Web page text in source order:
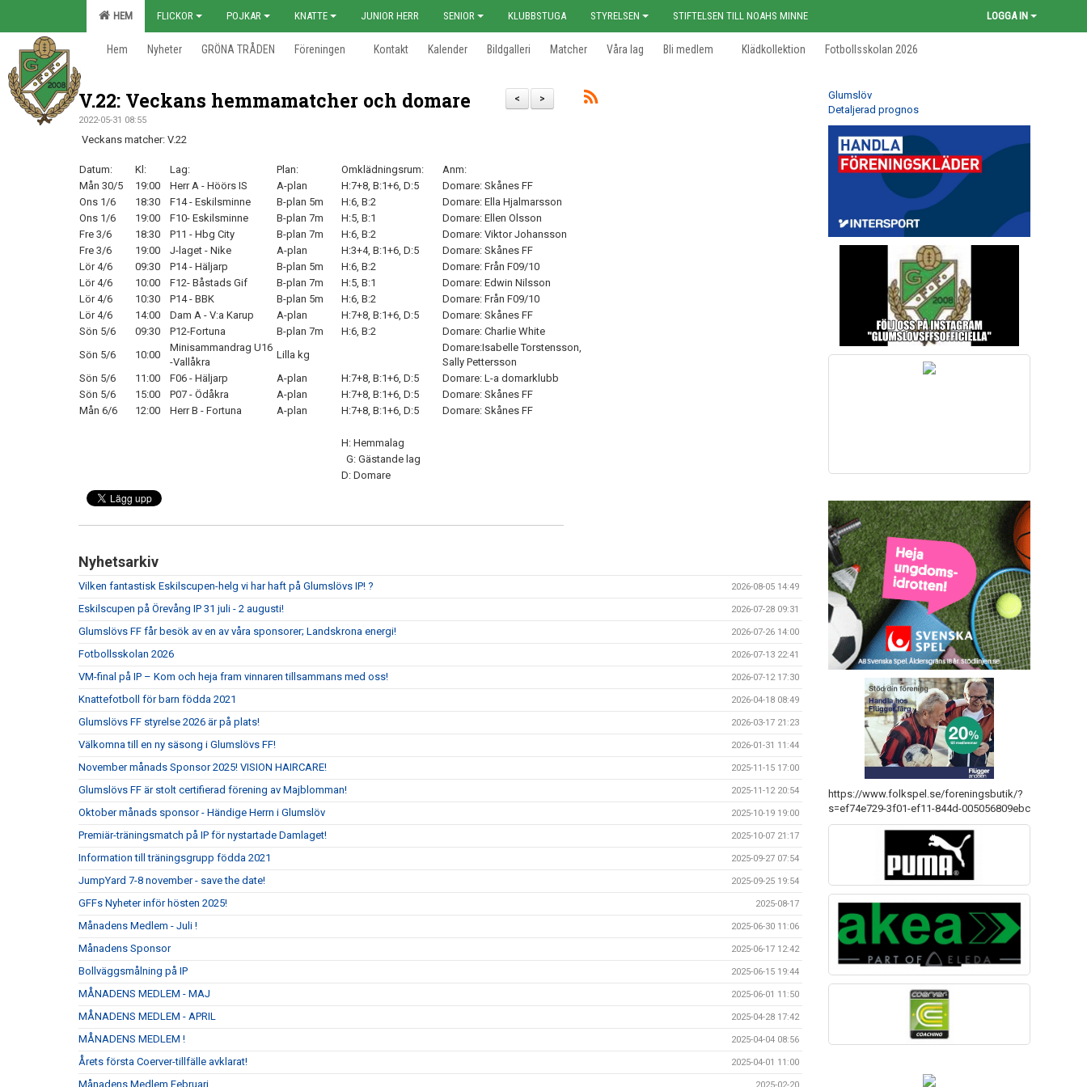
HEM FLICKOR POJKAR KNATTE JUNIOR HERR SENIOR KLUBBSTUGA STYRELSEN STIFTELSEN TILL NOAHS MINNE LOGGA IN
Hem Nyheter GRÖNA TRÅDEN Föreningen Kontakt Kalender Bildgalleri Matcher Våra lag Bli medlem Klädkollektion Fotbollsskolan 2026
>
<
V.22: Veckans hemmamatcher och domare
2022-05-31 08:55
Veckans matcher: V.22
Datum: Kl: Lag: Plan: Omklädningsrum:
Anm:
Mån 30/5
19:00 Herr A - Höörs IS A-plan H:7+8, B:1+6, D:5
Domare: Skånes FF
Ons 1/6
18:30 F14 - Eskilsminne B-plan 5m H:6, B:2
Domare: Ella Hjalmarsson
Ons 1/6
19:00 F10- Eskilsminne B-plan 7m H:5, B:1
Domare: Ellen Olsson
Fre 3/6
18:30 P11 - Hbg City B-plan 7m H:6, B:2
Domare: Viktor Johansson
Fre 3/6
19:00 J-laget - Nike A-plan H:3+4, B:1+6, D:5
Domare: Skånes FF
Lör 4/6
09:30 P14 - Häljarp B-plan 5m H:6, B:2
Domare: Från F09/10
Lör 4/6
10:00 F12- Båstads Gif B-plan 7m H:5, B:1
Domare: Edwin Nilsson
Lör 4/6
10:30 P14 - BBK B-plan 5m H:6, B:2
Domare: Från F09/10
Lör 4/6
14:00 Dam A - V:a Karup A-plan H:7+8, B:1+6, D:5
Domare: Skånes FF
Sön 5/6
09:30 P12-Fortuna B-plan 7m H:6, B:2
Domare: Charlie White
Sön 5/6
10:00
Minisammandrag U16
-Vallåkra
Lilla kg
Domare:Isabelle Torstensson,
Sally Pettersson
Sön 5/6
11:00 F06 - Häljarp A-plan H:7+8, B:1+6, D:5
Domare: L-a domarklubb
Sön 5/6
15:00 P07 - Ödåkra A-plan H:7+8, B:1+6, D:5
Domare: Skånes FF
Mån 6/6
12:00 Herr B - Fortuna A-plan H:7+8, B:1+6, D:5 Domare: Skånes FF
H: Hemmalag
G: Gästande lag
D: Domare
Nyhetsarkiv
Vilken fantastisk Eskilscupen-helg vi har haft på Glumslövs IP! ? 2026-08-05 14:49
Eskilscupen på Örevång IP 31 juli - 2 augusti! 2026-07-28 09:31
Glumslövs FF får besök av en av våra sponsorer; Landskrona energi! 2026-07-26 14:00
Fotbollsskolan 2026 2026-07-13 22:41
VM-final på IP – Kom och heja fram vinnaren tillsammans med oss! 2026-07-12 17:30
Knattefotboll för barn födda 2021 2026-04-18 08:49
Glumslövs FF styrelse 2026 är på plats! 2026-03-17 21:23
Välkomna till en ny säsong i Glumslövs FF! 2026-01-31 11:44
November månads Sponsor 2025! VISION HAIRCARE! 2025-11-15 17:00
Glumslövs FF är stolt certifierad förening av Majblomman! 2025-11-12 20:54
Oktober månads sponsor - Händige Herrn i Glumslöv 2025-10-19 19:00
Premiär-träningsmatch på IP för nystartade Damlaget! 2025-10-07 21:17
Information till träningsgrupp födda 2021 2025-09-27 07:54
JumpYard 7-8 november - save the date! 2025-09-25 19:54
GFFs Nyheter inför hösten 2025! 2025-08-17
Månadens Medlem - Juli ! 2025-06-30 11:06
Månadens Sponsor 2025-06-17 12:42
Bollväggsmålning på IP 2025-06-15 19:44
MÅNADENS MEDLEM - MAJ 2025-06-01 11:50
MÅNADENS MEDLEM - APRIL 2025-04-28 17:42
MÅNADENS MEDLEM ! 2025-04-04 08:56
Årets första Coerver-tillfälle avklarat! 2025-04-01 11:00
Månadens Medlem Februari
Glumslöv
Detaljerad prognos
https://www.folkspel.se/foreningsbutik/?
s=ef74e729-3f01-ef11-844d-005056809ebc